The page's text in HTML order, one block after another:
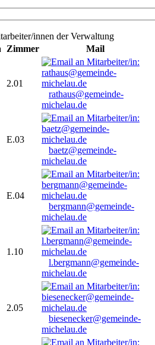
innen der Verwaltung
Zimmer Mail
2.01
rathaus@gemeinde-
michelau.de
E.03
baetz@gemeinde-
michelau.de
E.04
bergmann@gemeinde-
michelau.de
1.10
l.bergmann@gemeinde-
michelau.de
2.05
biesenecker@gemeinde-
michelau.de